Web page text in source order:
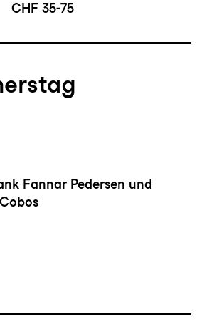
CHF 35-75
Fannar Pedersen und